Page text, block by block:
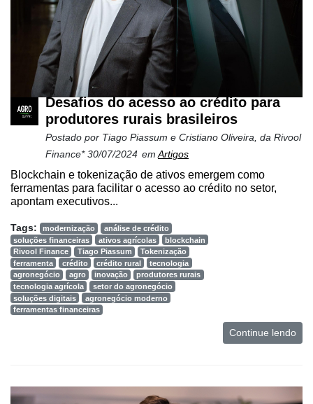
Desafios do acesso ao crédito para
produtores rurais brasileiros
Postado por Tiago Piassum e Cristiano Oliveira, da Rivool
Finance*30/07/2024 em Artigos
Blockchain e tokenização de ativos emergem como
ferramentas para facilitar o acesso ao crédito no setor,
apontam executivos...
Tags: modernização
análise de crédito
soluções financeiras
ativos agrícolas
blockchain
Rivool Finance
Tiago Piassum
Tokenização
ferramenta
crédito crédito rural
tecnologia
agronegócio
agro inovação
produtores rurais
tecnologia agrícola
setor do agronegócio
soluções digitais
agronegócio moderno
ferramentas financeiras
Continue lendo